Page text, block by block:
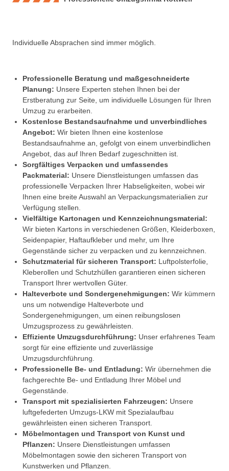
Individuelle Absprachen sind immer möglich.
Professionelle Beratung und maßgeschneiderte
Planung: Unsere Experten stehen Ihnen bei der
Erstberatung zur Seite, um individuelle Lösungen für Ihren
Umzug zu erarbeiten.
Kostenlose Bestandsaufnahme und unverbindliches
Angebot: Wir bieten Ihnen eine kostenlose
Bestandsaufnahme an, gefolgt von einem unverbindlichen
Angebot, das auf Ihren Bedarf zugeschnitten ist.
Sorgfältiges Verpacken und umfassendes
Packmaterial: Unsere Dienstleistungen umfassen das
professionelle Verpacken Ihrer Habseligkeiten, wobei wir
Ihnen eine breite Auswahl an Verpackungsmaterialien zur
Verfügung stellen.
Vielfältige Kartonagen und Kennzeichnungsmaterial:
Wir bieten Kartons in verschiedenen Größen, Kleiderboxen,
Seidenpapier, Haftaufkleber und mehr, um Ihre
Gegenstände sicher zu verpacken und zu kennzeichnen.
Schutzmaterial für sicheren Transport: Luftpolsterfolie,
Kleberollen und Schutzhüllen garantieren einen sicheren
Transport Ihrer wertvollen Güter.
Halteverbote und Sondergenehmigungen: Wir kümmern
uns um notwendige Halteverbote und
Sondergenehmigungen, um einen reibungslosen
Umzugsprozess zu gewährleisten.
Effiziente Umzugsdurchführung: Unser erfahrenes Team
sorgt für eine effiziente und zuverlässige
Umzugsdurchführung.
Professionelle Be- und Entladung: Wir übernehmen die
fachgerechte Be- und Entladung Ihrer Möbel und
Gegenstände.
Transport mit spezialisierten Fahrzeugen: Unsere
luftgefederten Umzugs-LKW mit Spezialaufbau
gewährleisten einen sicheren Transport.
Möbelmontagen und Transport von Kunst und
Pflanzen: Unsere Dienstleistungen umfassen
Möbelmontagen sowie den sicheren Transport von
Kunstwerken und Pflanzen.